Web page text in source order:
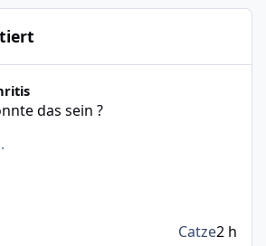
das sein ?
·
Catze2 h